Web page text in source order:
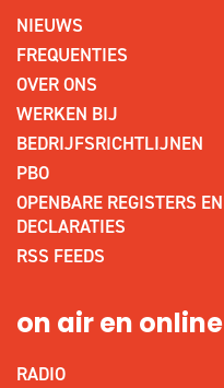
NIEUWS
FREQUENTIES
OVER ONS
WERKEN BIJ
BEDRIJFSRICHTLIJNEN
PBO
OPENBARE REGISTERS EN
DECLARATIES
RSS FEEDS
on air en online
RADIO